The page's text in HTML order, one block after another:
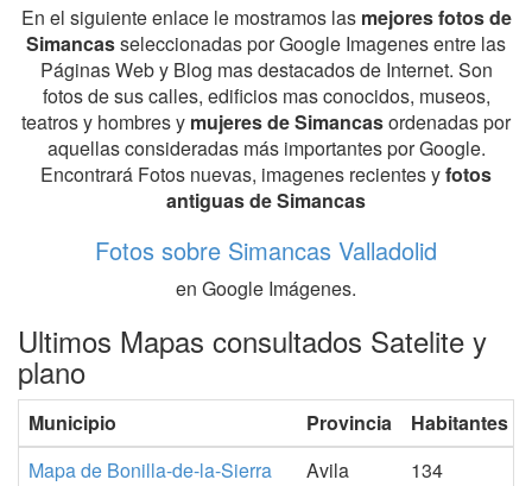
En el siguiente enlace le mostramos las mejores fotos de
Simancasseleccionadas por Google Imagenes entre las
Páginas Web y Blog mas destacados de Internet. Son
fotos de sus calles, edificios mas conocidos, museos,
teatros y hombres y mujeres de Simancasordenadas por
aquellas consideradas más importantes por Google.
Encontrará Fotos nuevas, imagenes recientes yfotos
antiguas de Simancas
Fotos sobre Simancas Valladolid
en Google Imágenes.
Ultimos Mapas consultados Satelite y
plano
Municipio Provincia
Habitantes
Mapa de Bonilla-de-la-Sierra
Avila
134